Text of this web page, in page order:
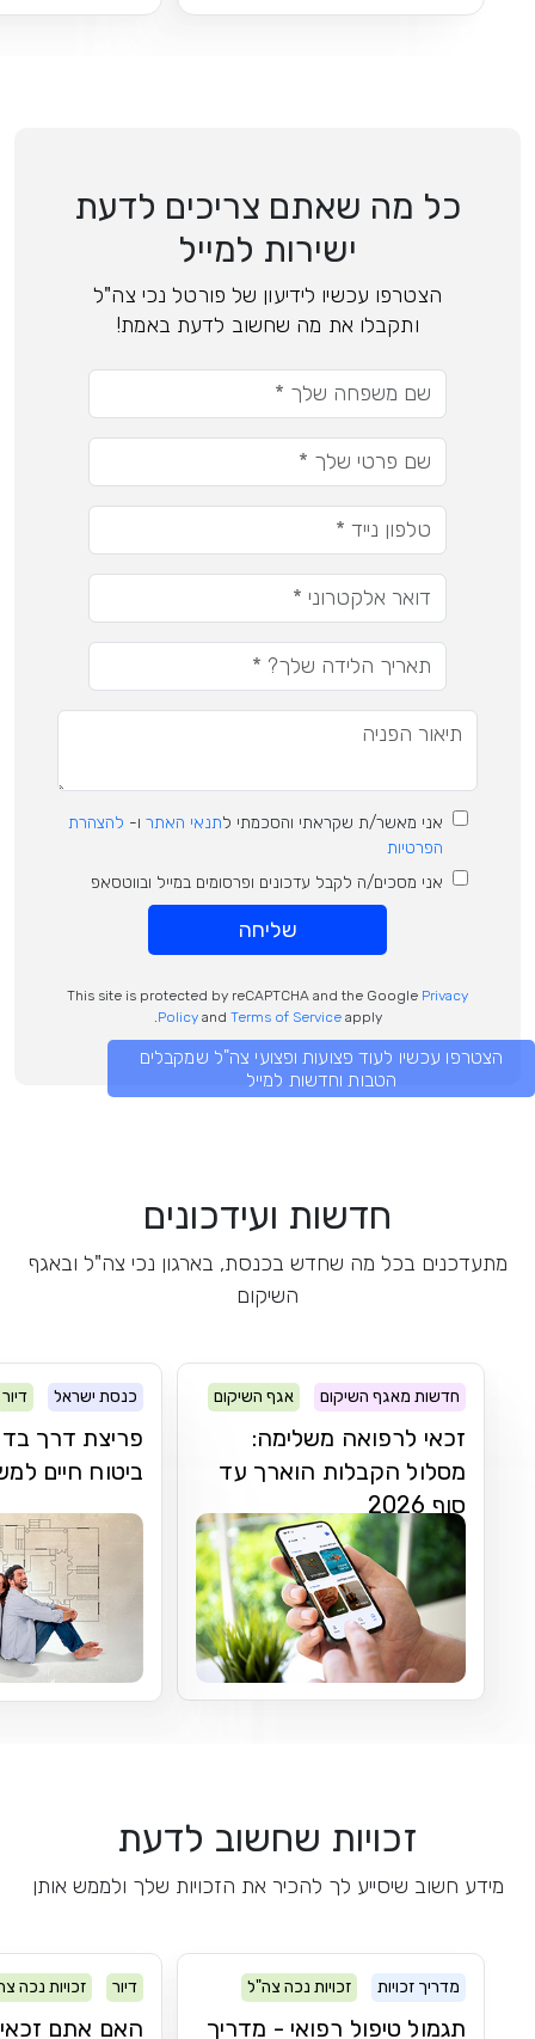
כל מה שאתם צריכים לדעת
ישירות למייל
הצטרפו עכשיו לידיעון של פורטל נכי צה"ל
ותקבלו את מה שחשוב לדעת באמת!
אני מאשר/ת שקראתי והסכמתי לתנאי האתר ו- להצהרת
הפרטיות
אני מסכים/ה לקבל עדכונים ופרסומים במייל ובווטסאפ
שליחה
This site is protected by reCAPTCHA and the Google Privacy
Policyand Terms of Serviceapply.
הצטרפו עכשיו לעוד פצועות ופצועי צה"ל שמקבלים
הטבות וחדשות למייל
חדשות ועידכונים
מתעדכנים בכל מה שחדש בכנסת, בארגון נכי צה"ל ובאגף
השיקום
חדשות מאגף השיקום אגף השיקום
זכאי לרפואה משלימה:
מסלול הקבלות הוארך עד
סוף 2026
כנסת ישראל דיור
פריצת דרך
ביטוח חיים
זכויות שחשוב לדעת
מידע חשוב שיסייע לך להכיר את הזכויות שלך ולממש אותן
מדריך זכויות זכויות נכה צה"ל
תגמול טיפול רפואי - מדריך
דיור זכויות נכה
האם אתם